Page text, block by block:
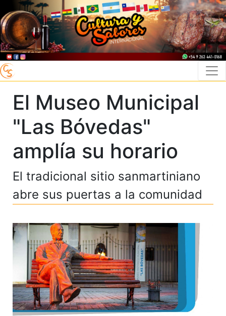
El Museo Municipal
"Las Bóvedas"
amplía su horario
El tradicional sitio sanmartiniano
abre sus puertas a la comunidad